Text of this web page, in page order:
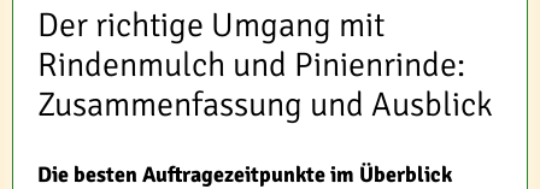
Der richtige Umgang mit
Rindenmulch und Pinienrinde:
Zusammenfassung und Ausblick
Die besten Auftragezeitpunkte im Überblick